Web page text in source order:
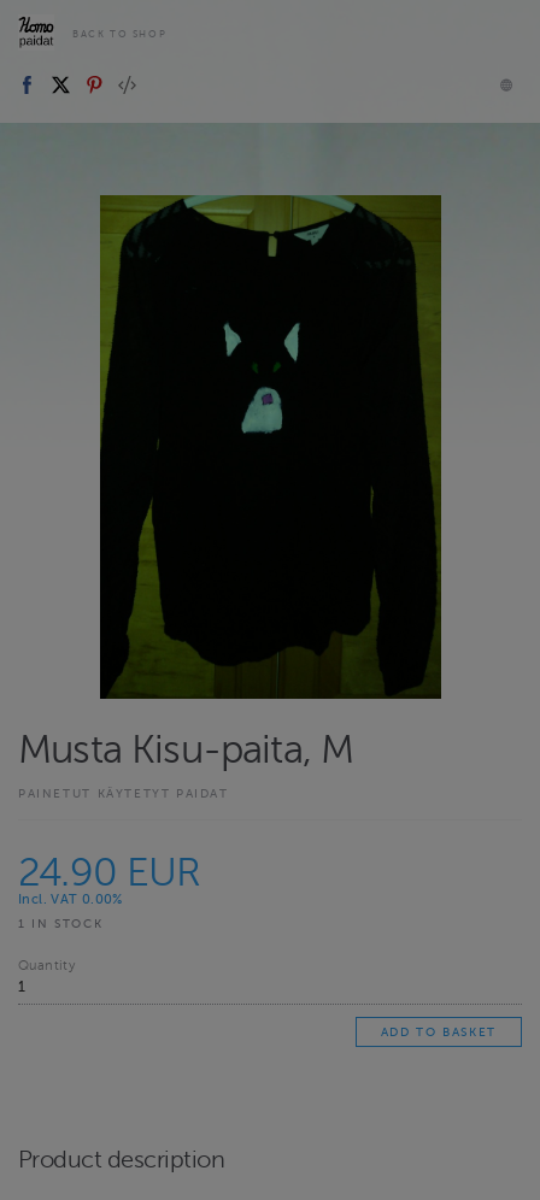
BACK TO SHOP
Musta Kisu-paita, M
PAINETUT KÄYTETYT PAIDAT
24.90 EUR
Incl. VAT 0.00%
1 IN STOCK
Quantity
Product description